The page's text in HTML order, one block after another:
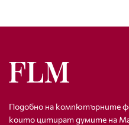
Подобно на компютърните
които цитират думите на